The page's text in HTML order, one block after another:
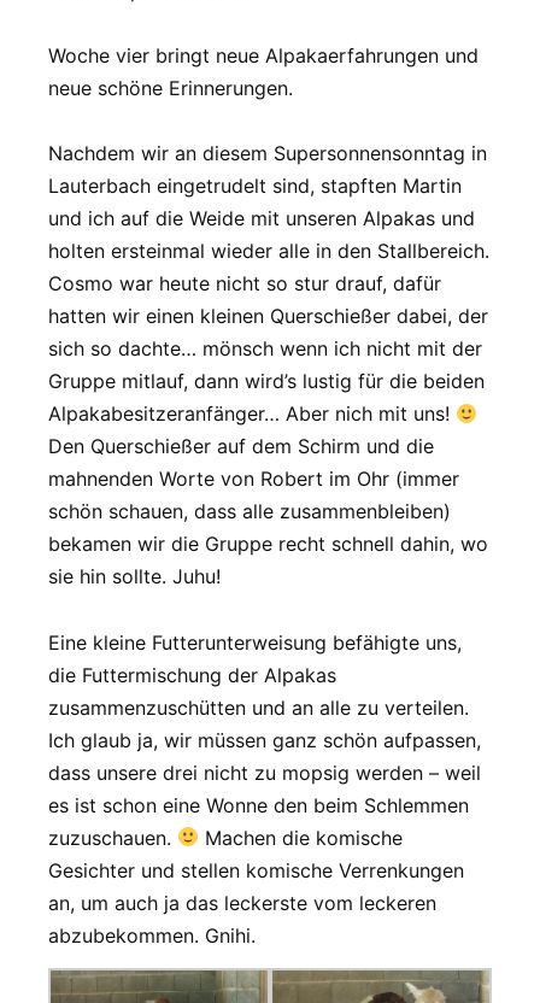
Woche vier bringt neue Alpakaerfahrungen und
neue schöne Erinnerungen.
Nachdem wir an diesem Supersonnensonntag in
Lauterbach eingetrudelt sind, stapften Martin
und ich auf die Weide mit unseren Alpakas und
holten ersteinmal wieder alle in den Stallbereich.
Cosmo war heute nicht so stur drauf, dafür
hatten wir einen kleinen Querschießer dabei, der
sich so dachte… mönsch wenn ich nicht mit der
Gruppe mitlauf, dann wird’s lustig für die beiden
Alpakabesitzeranfänger… Aber nich mit uns!
Den Querschießer auf dem Schirm und die
mahnenden Worte von Robert im Ohr (immer
schön schauen, dass alle zusammenbleiben)
bekamen wir die Gruppe recht schnell dahin, wo
sie hin sollte. Juhu!
Eine kleine Futterunterweisung befähigte uns,
die Futtermischung der Alpakas
zusammenzuschütten und an alle zu verteilen.
Ich glaub ja, wir müssen ganz schön aufpassen,
dass unsere drei nicht zu mopsig werden – weil
es ist schon eine Wonne den beim Schlemmen
zuzuschauen.
Machen die komische
Gesichter und stellen komische Verrenkungen
an, um auch ja das leckerste vom leckeren
abzubekommen. Gnihi.